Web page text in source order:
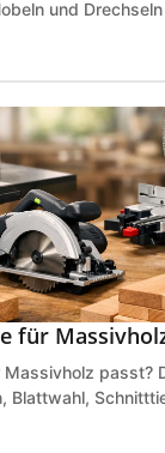
und
für
passt?
Blattwahl,